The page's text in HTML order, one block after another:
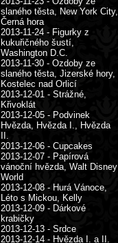
slaného těsta, New York City,
Černá hora
2013-11-24 - Figurky z
kukuřičného šustí,
Washington D.C.
2013-11-30 - Ozdoby ze
slaného těsta, Jizerské hory,
Kostelec nad Orlicí
2013-12-01 - Strážné,
Křivoklát
2013-12-05 - Podvinek
Hvězda, Hvězda I., Hvězda
II.
2013-12-06 - Cupcakes
2013-12-07 - Papírová
vánoční hvězda, Walt Disney
World
2013-12-08 - Hurá Vánoce,
Léto s Mickou, Kelly
2013-12-09 - Dárkové
krabičky
2013-12-13 - Srdce
2013-12-14 - Hvězda I. a II.